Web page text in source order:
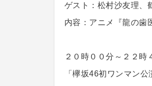
ゲスト：松村沙友理
内容：アニメ『龍の歯
２０時００分～２２時
「欅坂46初ワンマン